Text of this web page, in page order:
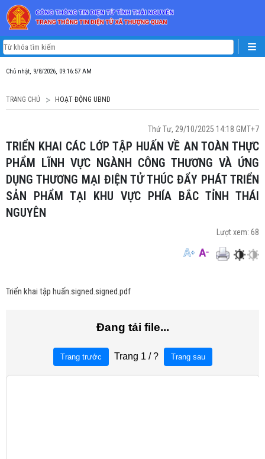
Chủ nhật, 9/8/2026, 09:16:57 AM
TRANG CHỦ HOẠT ĐỘNG UBND
Thứ Tư, 29/10/2025 14:18 GMT+7
TRIỂN KHAI CÁC LỚP TẬP HUẤN VỀ AN TOÀN THỰC
PHẨM LĨNH VỰC NGÀNH CÔNG THƯƠNG VÀ ỨNG
DỤNG THƯƠNG MẠI ĐIỆN TỬ THÚC ĐẨY PHÁT TRIỂN
SẢN PHẨM TẠI KHU VỰC PHÍA BẮC TỈNH THÁI
NGUYÊN
Lượt xem: 68
Triển khai tập huấn.signed.signed.pdf